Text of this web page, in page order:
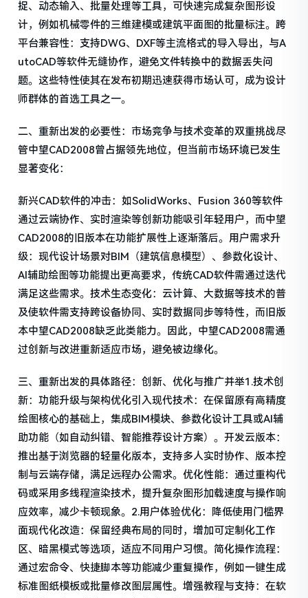
捉、动态输入、批量处理等工具，可快速完成复杂图形设
计，例如机械零件的三维建模或建筑平面图的批量标注。跨
平台兼容性：支持DWG、DXF等主流格式的导入导出，与A
utoCAD等软件无缝协作，避免文件转换中的数据丢失问
题。这些特性使其在发布初期迅速获得市场认可，成为设计
师群体的首选工具之一。
二、重新出发的必要性：市场竞争与技术变革的双重挑战尽
管中望CAD2008曾占据领先地位，但当前市场环境已发生
显著变化：
新兴CAD软件的冲击：如SolidWorks、Fusion 360等软件
通过云端协作、实时渲染等创新功能吸引年轻用户，而中望
CAD2008的旧版本在功能扩展性上逐渐落后。用户需求升
级：现代设计场景对BIM（建筑信息模型）、参数化设计、
AI辅助绘图等功能提出更高要求，传统CAD软件需通过迭代
满足这些需求。技术生态变化：云计算、大数据等技术的普
及使软件需支持跨设备协同、实时数据同步等特性，而旧版
本中望CAD2008缺乏此类能力。因此，中望CAD2008需通
过创新与改进重新适应市场，避免被边缘化。
三、重新出发的具体路径：创新、优化与推广并举1.技术创
新：功能升级与架构优化引入现代技术：在保留原有高精度
绘图核心的基础上，集成BIM模块、参数化设计工具或AI辅
助功能（如自动纠错、智能推荐设计方案）。开发云版本：
推出基于浏览器的轻量化版本，支持多人实时协作、版本控
制与云端存储，满足远程办公需求。优化性能：通过重构代
码或采用多线程渲染技术，提升复杂图形加载速度与操作响
应效率，减少卡顿现象。2.用户体验优化：降低使用门槛界
面现代化改造：保留经典布局的同时，增加可定制化工作
区、暗黑模式等选项，适应不同用户习惯。简化操作流程：
通过宏命令、快捷脚本等功能减少重复操作，例如一键生成
标准图纸模板或批量修改图层属性。增强教程与支持：在软